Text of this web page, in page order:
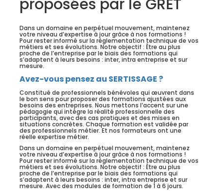
proposées par le GRET
Dans un domaine en perpétuel mouvement, maintenez
votre niveau d’expertise à jour grâce à nos formations !
Pour rester informé sur la réglementation technique de vos
métiers et ses évolutions. Notre objectif : Être au plus
proche de l’entreprise par le biais des formations qui
s’adaptent à leurs besoins : inter, intra entreprise et sur
mesure.
Avez-vous pensez au SERTISSAGE ?
Constitué de professionnels bénévoles qui œuvrent dans
le bon sens pour proposer des formations ajustées aux
besoins des entreprises. Nous mettons l’accent sur une
pédagogie qui intègre la réalité professionnelle des
participants, avec des cas pratiques et des mises en
situations concrètes. Chaque formation est validée par
des professionnels métier. Et nos formateurs ont une
réelle expertise métier.
Dans un domaine en perpétuel mouvement, maintenez
votre niveau d’expertise à jour grâce à nos formations !
Pour rester informé sur la réglementation technique de vos
métiers et ses évolutions. Notre objectif : Être au plus
proche de l’entreprise par le biais des formations qui
s’adaptent à leurs besoins : inter, intra entreprise et sur
mesure. Avec des modules de formation de 1 à 6 jours.